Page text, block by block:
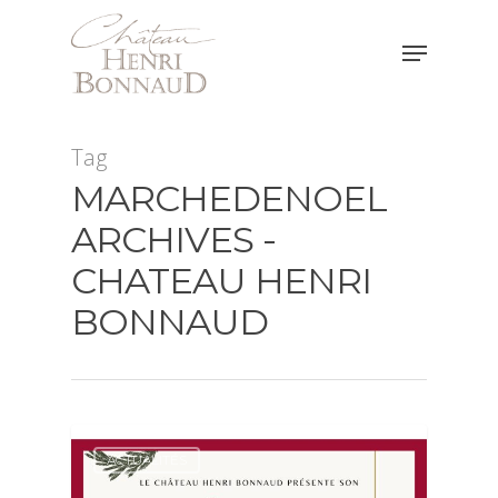
Tag
MARCHEDENOEL
ARCHIVES -
CHATEAU HENRI
BONNAUD
ACTUALITÉS